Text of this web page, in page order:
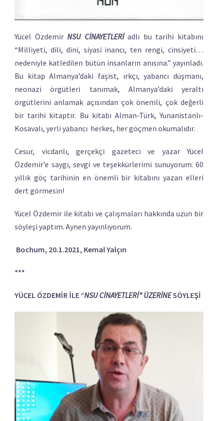
Yücel ÖzdemirNSU CİNAYETLERİadlı bu tarihi kitabını
“Milliyeti, dili, dini, siyasi inancı, ten rengi, cinsiyeti…
nedeniyle katledilen bütün insanların anısına.” yayınladı.
Bu kitap Almanya’daki faşist, ırkçı, yabancı düşmanı,
neonazi örgütleri tanımak, Almanya’daki yeraltı
örgütlerini anlamak açısından çok önemli, çok değerli
bir tarihi kitaptır. Bu kitabı Alman-Türk, Yunanistanlı-
Kosavalı, yerli yabancı herkes, her göçmen okumalıdır.
Cesur, vicdanlı, gerçekçi gazeteci ve yazar Yücel
Özdemir’e saygı, sevgi ve teşekkürlerimi sunuyorum. 60
yıllık göç tarihinin en önemli bir kitabını yazan elleri
dert görmesin!
Yücel Özdemir ile kitabı ve çalışmaları hakkında uzun bir
söyleşi yaptım. Aynen yayınlıyorum.
Bochum, 20.1.2021, Kemal Yalçın
***
YÜCEL ÖZDEMİR İLE “NSU CİNAYETLERİ” ÜZERİNESÖYLEŞİ